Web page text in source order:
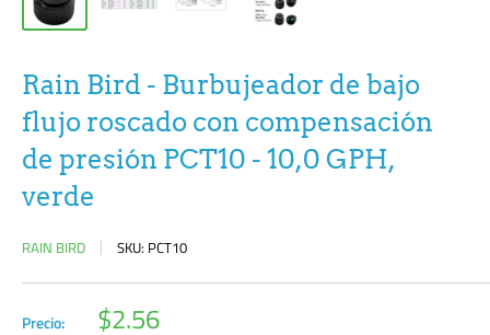
Rain Bird - Burbujeador de bajo
flujo roscado con compensación
de presión PCT10 - 10,0 GPH,
verde
RAIN BIRD SKU: PCT10
Precio: Precio
$2.56